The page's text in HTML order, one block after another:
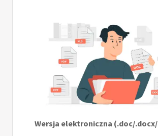
Wersja elektroniczna (.doc/